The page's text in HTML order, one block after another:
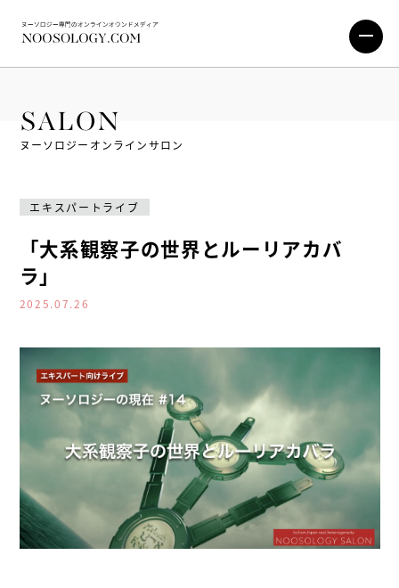
SALON
ヌーソロジーオンラインサロン
エキスパートライブ
「大系観察子の世界とルーリアカバ
ラ」
2025.07.26